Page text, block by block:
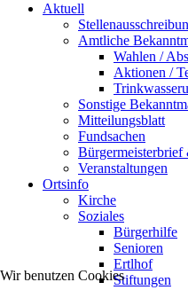
Aktuell
Amtliche
Wahlen /
Aktionen /
Sonstige
Mitteilungsblatt
Fundsachen
Veranstaltungen
Ortsinfo
Kirche
Soziales
Bürgerhilfe
Senioren
Ertlhof
Stiftungen
Wir benutzen Cookies